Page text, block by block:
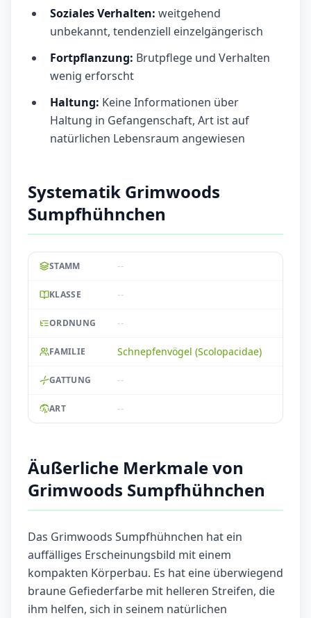
Soziales Verhalten: weitgehend
unbekannt, tendenziell einzelgängerisch
Fortpflanzung: Brutpflege und Verhalten
wenig erforscht
Haltung: Keine Informationen über
Haltung in Gefangenschaft, Art ist auf
natürlichen Lebensraum angewiesen
Systematik Grimwoods
Sumpfhühnchen
STAMM --
KLASSE --
ORDNUNG --
FAMILIE Schnepfenvögel (Scolopacidae)
GATTUNG --
ART --
Äußerliche Merkmale von
Grimwoods Sumpfhühnchen
Das Grimwoods Sumpfhühnchen hat ein
auffälliges Erscheinungsbild mit einem
kompakten Körperbau. Es hat eine überwiegend
braune Gefiederfarbe mit helleren Streifen, die
ihm helfen, sich in seinem natürlichen